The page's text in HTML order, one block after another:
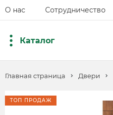
О нас Сотрудничество
Каталог
Главная страница Двери
ТОП ПРОДАЖ